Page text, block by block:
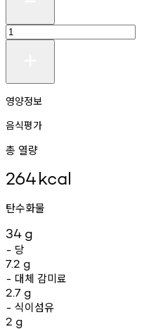
영양정보
음식평가
총 열량
264kcal
탄수화물
34 g
- 당
7.2 g
- 대체 감미료
2.7 g
- 식이섬유
2 g